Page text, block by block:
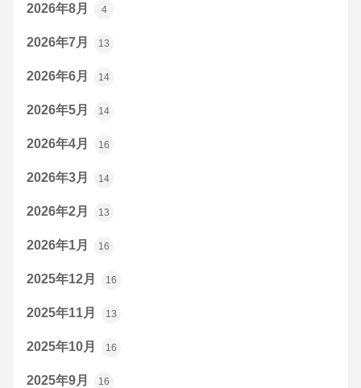
2026年8月 4
2026年7月 13
2026年6月 14
2026年5月 14
2026年4月 16
2026年3月 14
2026年2月 13
2026年1月 16
2025年12月 16
2025年11月 13
2025年10月 16
2025年9月 16